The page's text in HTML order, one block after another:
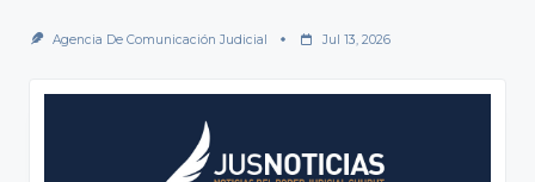
Agencia De Comunicación Judicial Jul 13, 2026